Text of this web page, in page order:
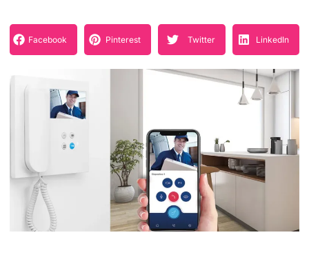
Facebook Pinterest Twitter LinkedIn